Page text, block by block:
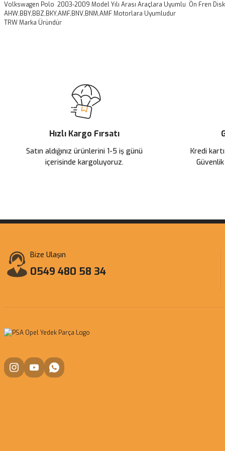
Volkswagen Polo 2003-2009 Model Yılı Arası Araçlara Uyumlu Ön Fren Disk
AHW,BBY,BBZ,BKY,AMF,BNV,BNM,AMF Motorlara Uyumludur
TRW Marka Üründür
Ürün açıklamasında eksik bilgiler bulunuyor.
Ürün bilgilerinde hatalar bulunuyor.
Ürün fiyatı diğer sitelerden daha pahalı.
Bu ürüne benzer farklı alternatifler olmalı.
Hızlı Kargo Fırsatı
Satın aldığınız ürünlerini 1-5 iş günü
içerisinde kargoluyoruz.
Kredi
Bize Ulaşın
0549 480 58 34